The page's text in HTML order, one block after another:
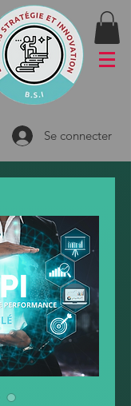
Se connecter